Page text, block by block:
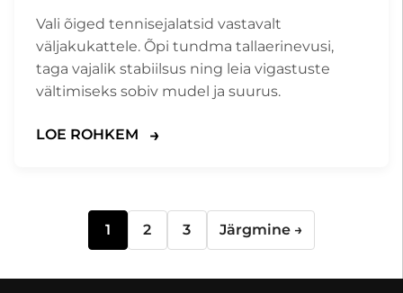
Vali õiged tennisejalatsid vastavalt
väljakukattele. Õpi tundma tallaerinevusi,
taga vajalik stabiilsus ning leia vigastuste
vältimiseks sobiv mudel ja suurus.
LOE ROHKEM
Blogipostituste
leheküljed
1 2 3 Järgmine →